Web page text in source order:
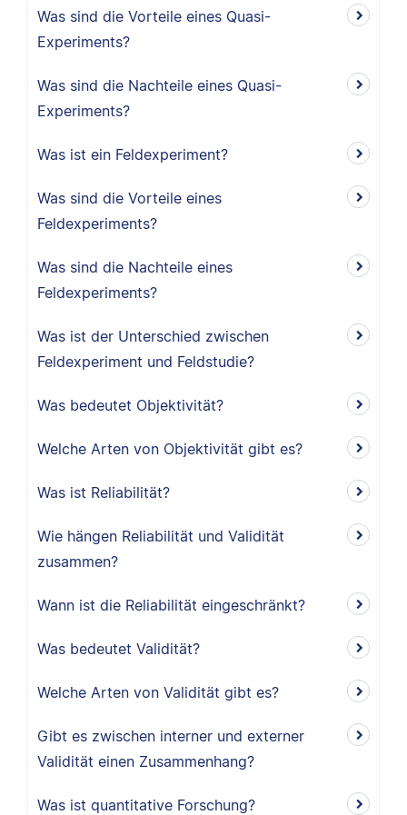
Was sind die Vorteile eines Quasi-
Experiments?
Was sind die Nachteile eines Quasi-
Experiments?
Was ist ein Feldexperiment?
Was sind die Vorteile eines
Feldexperiments?
Was sind die Nachteile eines
Feldexperiments?
Was ist der Unterschied zwischen
Feldexperiment und Feldstudie?
Was bedeutet Objektivität?
Welche Arten von Objektivität gibt es?
Was ist Reliabilität?
Wie hängen Reliabilität und Validität
zusammen?
Wann ist die Reliabilität eingeschränkt?
Was bedeutet Validität?
Welche Arten von Validität gibt es?
Gibt es zwischen interner und externer
Validität einen Zusammenhang?
Was ist quantitative Forschung?